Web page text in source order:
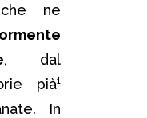
ne
, dal
pià¹
In